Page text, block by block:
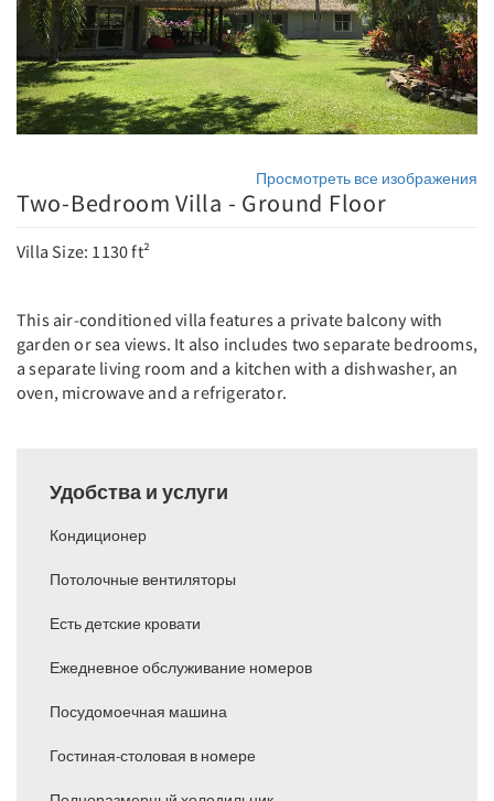
Просмотреть все изображения
Two-Bedroom Villa - Ground Floor
Villa Size: 1130 ft²
This air-conditioned villa features a private balcony with
garden or sea views. It also includes two separate bedrooms,
a separate living room and a kitchen with a dishwasher, an
oven, microwave and a refrigerator.
Удобства и услуги
Кондиционер
Потолочные вентиляторы
Есть детские кровати
Ежедневное обслуживание номеров
Посудомоечная машина
Гостиная-столовая в номере